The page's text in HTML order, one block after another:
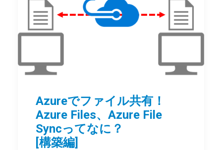
Azureでファイル共有！
Azure Files、Azure File
Syncってなに？
[構築編]